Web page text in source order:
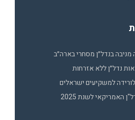
נדל״ן ללא אזרחות
למשקיעים ישראלים
האמריקאי לשנת 2025